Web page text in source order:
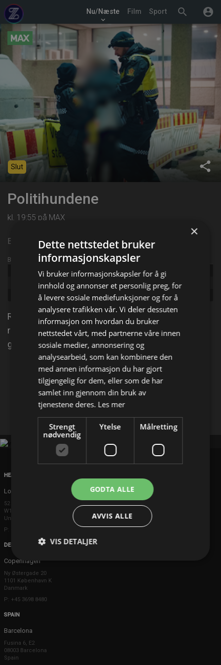
search account_circle
Nu/Næste
keyboard_arrow_down
Film Sport
share
Slut
Politihundene
kl. 19:55 på MAX
Episode 3
Broadcast info
2023
Fyll, fjas og tapte minner
Dokumentarserie
Ramponering av biler, eksplosjon i et nabolag, en
ruset sparkesyklist på avveie og blotting på åpen
gate. Det er helg i Stavanger og Haugesund!
Facebook X
HEAD OFFICE
London
52 Brook Street
W1K 5DS London
United Kingdom
P: +44 203 608 8181
DENMARK
Copenhagen
Ny Østergade 20
1101 København K
Danmark
P: +45 3698 8480
SPAIN
Barcelona
Fusina 6, E2
08003 Barcelona
Spain
×
Dette nettstedet bruker
informasjonskapsler
Vi bruker informasjonskapsler for å gi
innhold og annonser et personlig preg, for
å levere sosiale mediefunksjoner og for å
analysere trafikken vår. Vi deler dessuten
informasjon om hvordan du bruker
nettstedet vårt, med partnerne våre innen
sosiale medier, annonsering og
analysearbeid, som kan kombinere den
med annen informasjon du har gjort
tilgjengelig for dem, eller som de har
samlet inn gjennom din bruk av
tjenestene deres. Les mer
Strengt
nødvendig
Ytelse Målretting
GODTA ALLE
AVVIS ALLE
VIS DETALJER